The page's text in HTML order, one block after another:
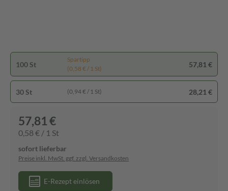
100 St
Spartipp
(0,58 € / 1 St)
57,81 €
30 St (0,94 € / 1 St) 28,21 €
57,81 €
0,58 € / 1 St
sofort lieferbar
Preise inkl. MwSt. ggf. zzgl. Versandkosten
E-Rezept einlösen